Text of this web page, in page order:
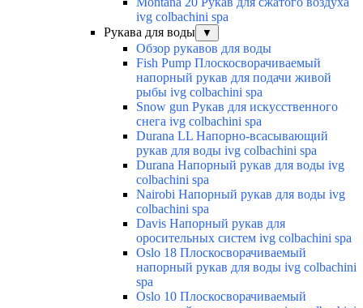
ivg colbachini spa
Рукава для воды
▼
Обзор рукавов для воды
Fish Pump Плоскосворачиваемый
напорный рукав для подачи живой
рыбы ivg colbachini spa
Snow gun Рукав для искусственного
снега ivg colbachini spa
Durana LL Напорно-всасывающий
рукав для воды ivg colbachini spa
Durana Напорный рукав для воды ivg
colbachini spa
Nairobi Напорный рукав для воды ivg
colbachini spa
Davis Напорный рукав для
оросительных систем ivg colbachini spa
Oslo 18 Плоскосворачиваемый
напорный рукав для воды ivg colbachini
spa
Oslo 10 Плоскосворачиваемый